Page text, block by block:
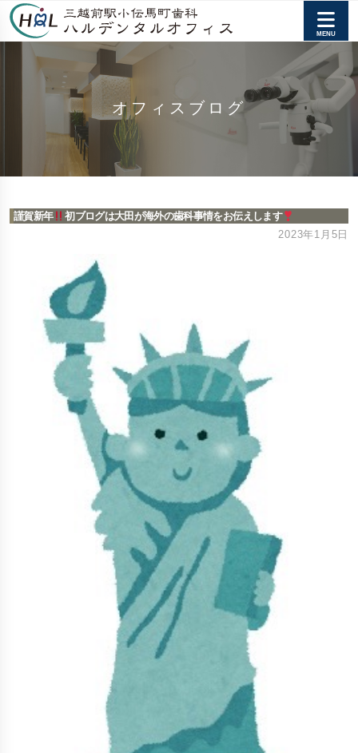
オフィスブログ
謹賀新年
初ブログは大田が海外の歯科事情をお伝えします
2023年1月5日